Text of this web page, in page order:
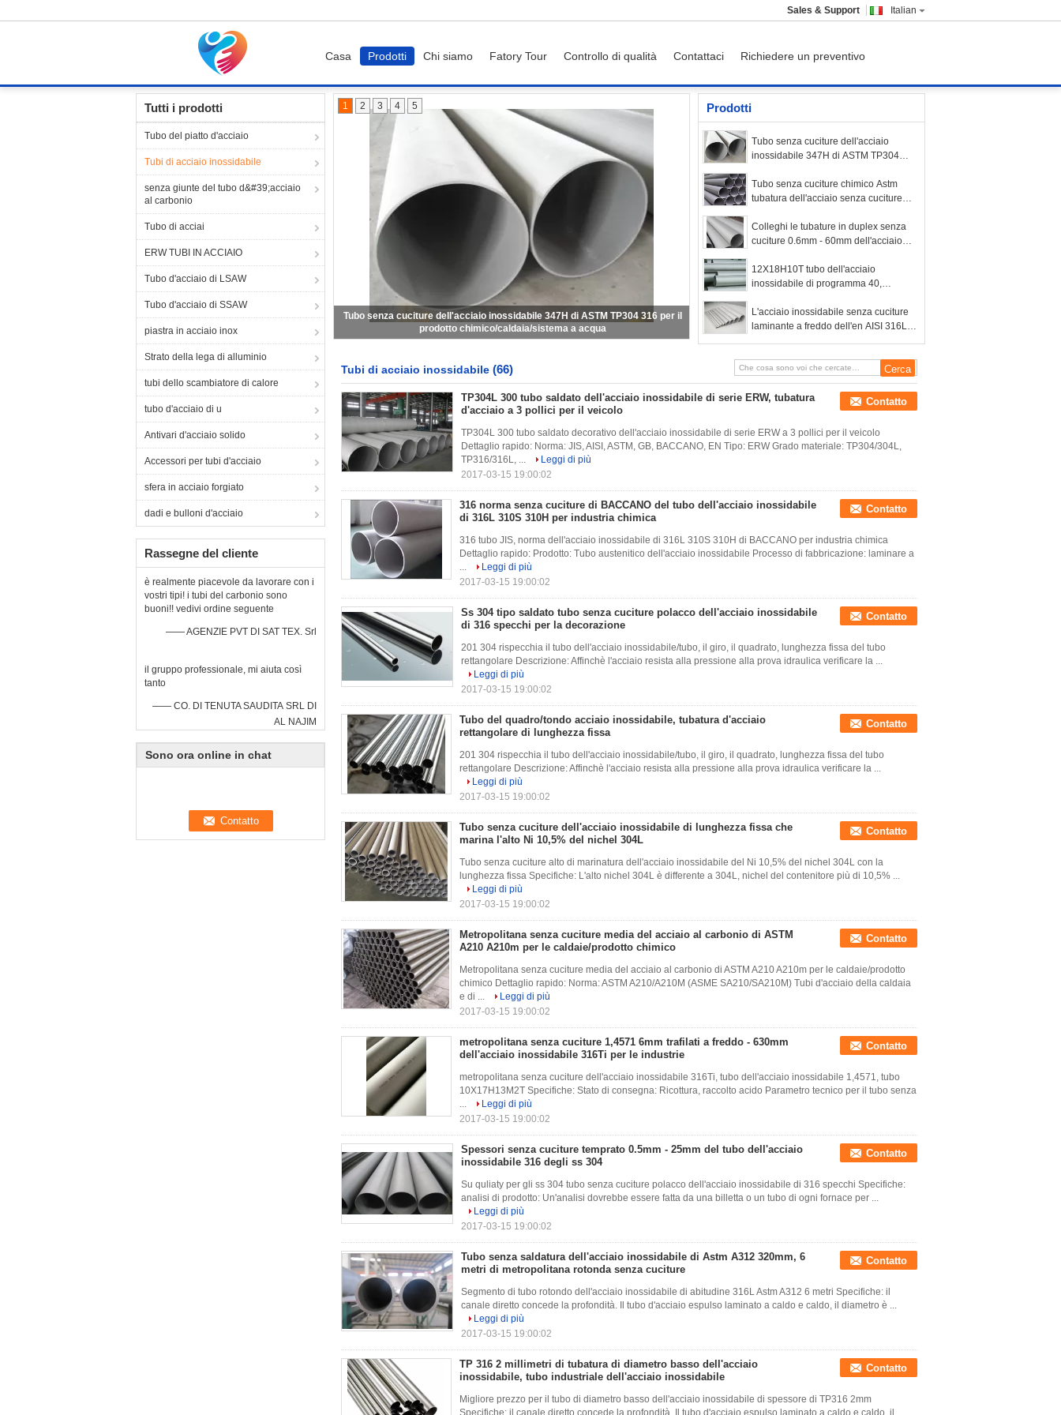
Italian
Sales & Support
Casa Prodotti Chi siamo Fatory Tour Controllo di qualità Contattaci Richiedere un preventivo
Tutti i prodotti
Tubo del piatto d'acciaio
Tubi di acciaio inossidabile
senza giunte del tubo d&#39;acciaio
al carbonio
Tubo di acciai
ERW TUBI IN ACCIAIO
Tubo d'acciaio di LSAW
Tubo d'acciaio di SSAW
piastra in acciaio inox
Strato della lega di alluminio
tubi dello scambiatore di calore
tubo d'acciaio di u
Antivari d'acciaio solido
Accessori per tubi d'acciaio
sfera in acciaio forgiato
dadi e bulloni d'acciaio
Rassegne del cliente
è realmente piacevole da lavorare con i
vostri tipi! i tubi del carbonio sono
buoni!! vedivi ordine seguente
—— AGENZIE PVT DI SAT TEX. Srl
il gruppo professionale, mi aiuta così
tanto
—— CO. DI TENUTA SAUDITA SRL DI
AL NAJIM
Sono ora online in chat
Tubo senza cuciture dell'acciaio inossidabile 347H di ASTM TP304 316 per il
prodotto chimico/caldaia/sistema a acqua
1 2 3 4 5 Prodotti
Tubo senza cuciture dell'acciaio
inossidabile 347H di ASTM TP304
chimico/caldaia/sistema a acqua
Tubo senza cuciture chimico Astm
tubatura dell'acciaio senza cuciture
inossidabile
Colleghi le tubature in duplex senza
cuciture 0.6mm - 60mm dell'acciaio
freddo/rotolati
12X18H10T tubo dell'acciaio
inossidabile di programma 40,
per petrolio
L'acciaio inossidabile senza cuciture
laminante a freddo dell'en AISI 316L
Tubi di acciaio inossidabile (66)
TP304L 300 tubo saldato dell'acciaio inossidabile di serie ERW, tubatura
d'acciaio a 3 pollici per il veicolo
Contatto
TP304L 300 tubo saldato decorativo dell'acciaio inossidabile di serie ERW a 3 pollici per il veicolo
Dettaglio rapido: Norma: JIS, AISI, ASTM, GB, BACCANO, EN Tipo: ERW Grado materiale: TP304/304L,
TP316/316L, ...
Leggi di più
2017-03-15 19:00:02
316 norma senza cuciture di BACCANO del tubo dell'acciaio inossidabile
di 316L 310S 310H per industria chimica
Contatto
316 tubo JIS, norma dell'acciaio inossidabile di 316L 310S 310H di BACCANO per industria chimica
Dettaglio rapido: Prodotto: Tubo austenitico dell'acciaio inossidabile Processo di fabbricazione: laminare a
...
Leggi di più
2017-03-15 19:00:02
Ss 304 tipo saldato tubo senza cuciture polacco dell'acciaio inossidabile
di 316 specchi per la decorazione
Contatto
201 304 rispecchia il tubo dell'acciaio inossidabile/tubo, il giro, il quadrato, lunghezza fissa del tubo
rettangolare Descrizione: Affinchè l'acciaio resista alla pressione alla prova idraulica verificare la ...
Leggi di più
2017-03-15 19:00:02
Tubo del quadro/tondo acciaio inossidabile, tubatura d'acciaio
rettangolare di lunghezza fissa
Contatto
201 304 rispecchia il tubo dell'acciaio inossidabile/tubo, il giro, il quadrato, lunghezza fissa del tubo
rettangolare Descrizione: Affinchè l'acciaio resista alla pressione alla prova idraulica verificare la ...
Leggi di più
2017-03-15 19:00:02
Tubo senza cuciture dell'acciaio inossidabile di lunghezza fissa che
marina l'alto Ni 10,5% del nichel 304L
Contatto
Tubo senza cuciture alto di marinatura dell'acciaio inossidabile del Ni 10,5% del nichel 304L con la
lunghezza fissa Specifiche: L'alto nichel 304L è differente a 304L, nichel del contenitore più di 10,5% ...
Leggi di più
2017-03-15 19:00:02
Metropolitana senza cuciture media del acciaio al carbonio di ASTM
A210 A210m per le caldaie/prodotto chimico
Contatto
Metropolitana senza cuciture media del acciaio al carbonio di ASTM A210 A210m per le caldaie/prodotto
chimico Dettaglio rapido: Norma: ASTM A210/A210M (ASME SA210/SA210M) Tubi d'acciaio della caldaia
e di ...
Leggi di più
2017-03-15 19:00:02
metropolitana senza cuciture 1,4571 6mm trafilati a freddo - 630mm
dell'acciaio inossidabile 316Ti per le industrie
Contatto
metropolitana senza cuciture dell'acciaio inossidabile 316Ti, tubo dell'acciaio inossidabile 1,4571, tubo
10X17H13M2T Specifiche: Stato di consegna: Ricottura, raccolto acido Parametro tecnico per il tubo senza
...
Leggi di più
2017-03-15 19:00:02
Spessori senza cuciture temprato 0.5mm - 25mm del tubo dell'acciaio
inossidabile 316 degli ss 304
Contatto
Su quliaty per gli ss 304 tubo senza cuciture polacco dell'acciaio inossidabile di 316 specchi Specifiche:
analisi di prodotto: Un'analisi dovrebbe essere fatta da una billetta o un tubo di ogni fornace per ...
Leggi di più
2017-03-15 19:00:02
Tubo senza saldatura dell'acciaio inossidabile di Astm A312 320mm, 6
metri di metropolitana rotonda senza cuciture
Contatto
Segmento di tubo rotondo dell'acciaio inossidabile di abitudine 316L Astm A312 6 metri Specifiche: il
canale diretto concede la profondità. Il tubo d'acciaio espulso laminato a caldo e caldo, il diametro è ...
Leggi di più
2017-03-15 19:00:02
TP 316 2 millimetri di tubatura di diametro basso dell'acciaio
inossidabile, tubo industriale dell'acciaio inossidabile
Contatto
Migliore prezzo per il tubo di diametro basso dell'acciaio inossidabile di spessore di TP316 2mm
Specifiche: il canale diretto concede la profondità. Il tubo d'acciaio espulso laminato a caldo e caldo, il ...